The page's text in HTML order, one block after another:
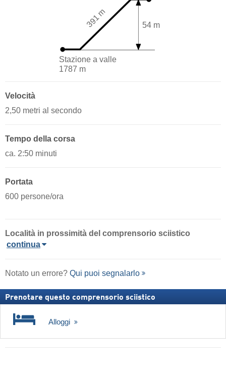
Stazione a valle
1787 m
54 m
391 m
Velocità
2,50 metri al secondo
Tempo della corsa
ca. 2:50 minuti
Portata
600 persone/ora
Località in prossimità del comprensorio sciistico
continua
Notato un errore? Qui puoi segnalarlo
Prenotare questo comprensorio sciistico
Alloggi